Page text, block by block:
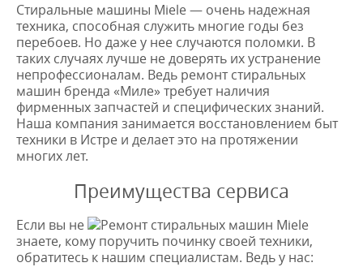
Стиральные машины Miele — очень надежная
техника, способная служить многие годы без
перебоев. Но даже у нее случаются поломки. В
таких случаях лучше не доверять их устранение
непрофессионалам. Ведь ремонт стиральных
машин бренда «Миле» требует наличия
фирменных запчастей и специфических знаний.
Наша компания занимается восстановлением быт
техники в Истре и делает это на протяжении
многих лет.
Преимущества сервиса
Если вы не
знаете, кому поручить починку своей техники,
обратитесь к нашим специалистам. Ведь у нас: